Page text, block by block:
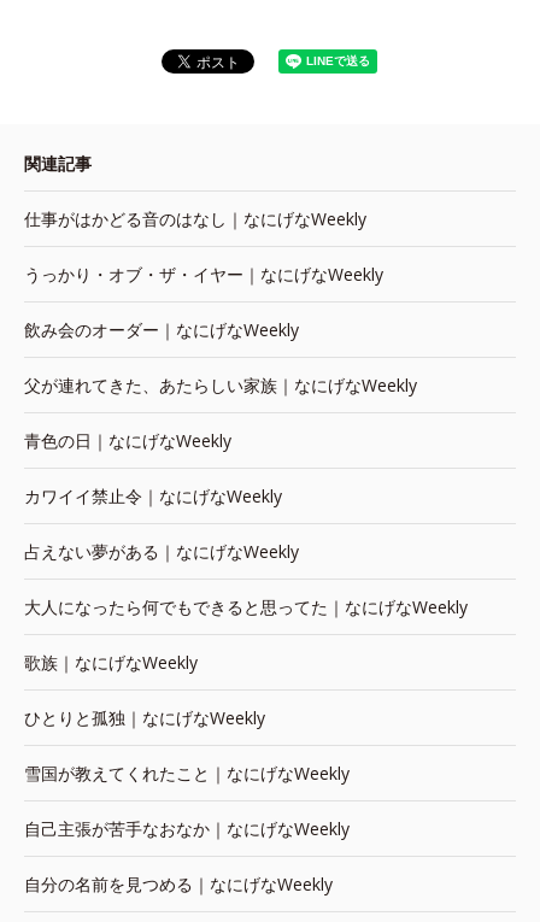
関連記事
仕事がはかどる音のはなし｜なにげなWeekly
うっかり・オブ・ザ・イヤー｜なにげなWeekly
飲み会のオーダー｜なにげなWeekly
父が連れてきた、あたらしい家族｜なにげなWeekly
青色の日｜なにげなWeekly
カワイイ禁止令｜なにげなWeekly
占えない夢がある｜なにげなWeekly
大人になったら何でもできると思ってた｜なにげなWeekly
歌族｜なにげなWeekly
ひとりと孤独｜なにげなWeekly
雪国が教えてくれたこと｜なにげなWeekly
自己主張が苦手なおなか｜なにげなWeekly
自分の名前を見つめる｜なにげなWeekly